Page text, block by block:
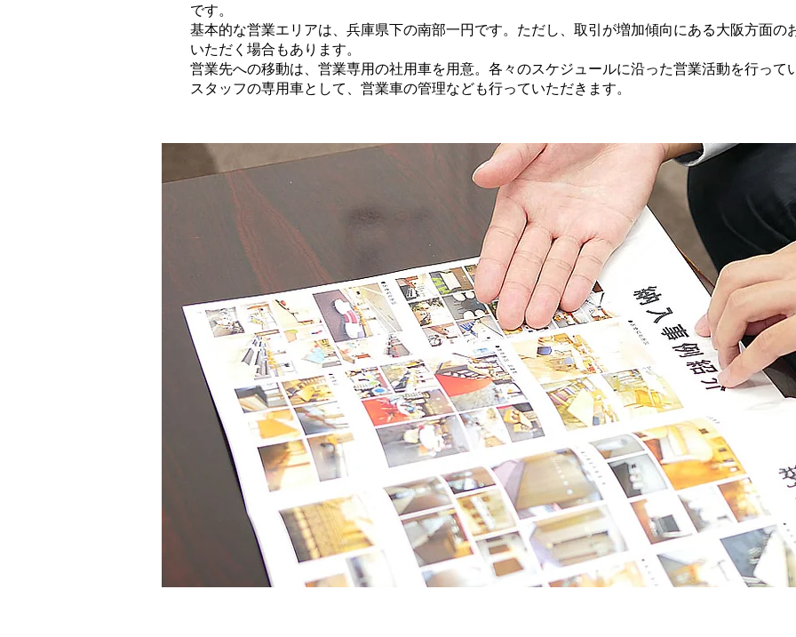
です。
基本的な営業エリアは、兵庫県下の南部一円です。ただし、取引が増加傾向にある大阪方面の
いただく場合もあります。
営業先への移動は、営業専用の社用車を用意。各々のスケジュールに沿った営業活動を行って
スタッフの専用車として、営業車の管理なども行っていただきます。